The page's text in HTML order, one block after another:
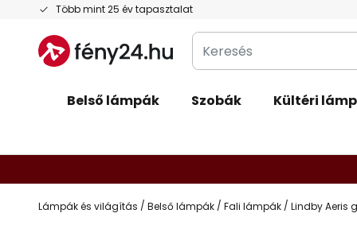
Több mint 25 év tapasztalat
Ugrás
tartalomhoz
Keresés
Belső lámpák Szobák Kültéri
Lámpák és világítás Belső lámpák Fali lámpák Lindby Aeris